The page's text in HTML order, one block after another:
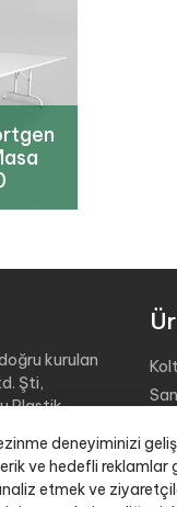
deneyiminizi
ve hedefli reklamlar
etmek ve
doğru kurulan
Şti,
Plastik
alanı,